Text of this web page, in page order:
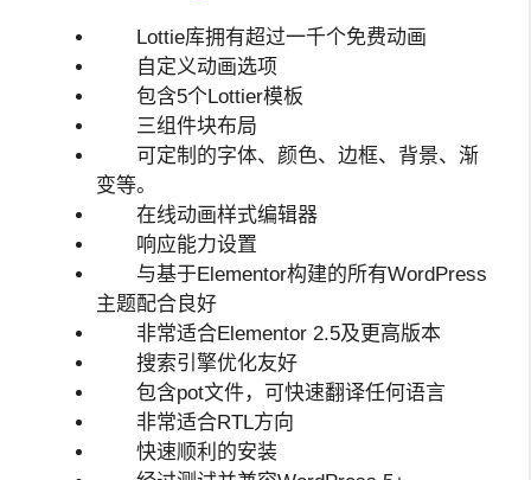
Lottie库拥有超过一千个免费动画
自定义动画选项
包含5个Lottier模板
三组件块布局
可定制的字体、颜色、边框、背景、渐
变等。
在线动画样式编辑器
响应能力设置
与基于Elementor构建的所有WordPress
主题配合良好
非常适合Elementor 2.5及更高版本
搜索引擎优化友好
包含pot文件，可快速翻译任何语言
非常适合RTL方向
快速顺利的安装